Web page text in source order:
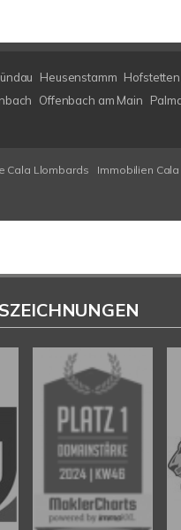
Heusenstamm Hofstetten
Offenbach am Main
Cala Llombards Immobilien